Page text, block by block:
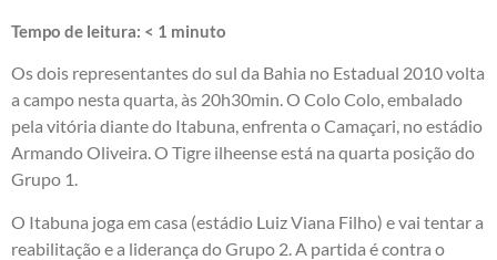
Tempo de leitura: < 1 minuto
Os dois representantes do sul da Bahia no Estadual 2010 volta
a campo nesta quarta, às 20h30min. O Colo Colo, embalado
pela vitória diante do Itabuna, enfrenta o Camaçari, no estádio
Armando Oliveira. O Tigre ilheense está na quarta posição do
Grupo 1.
O Itabuna joga em casa (estádio Luiz Viana Filho) e vai tentar a
reabilitação e a liderança do Grupo 2. A partida é contra o